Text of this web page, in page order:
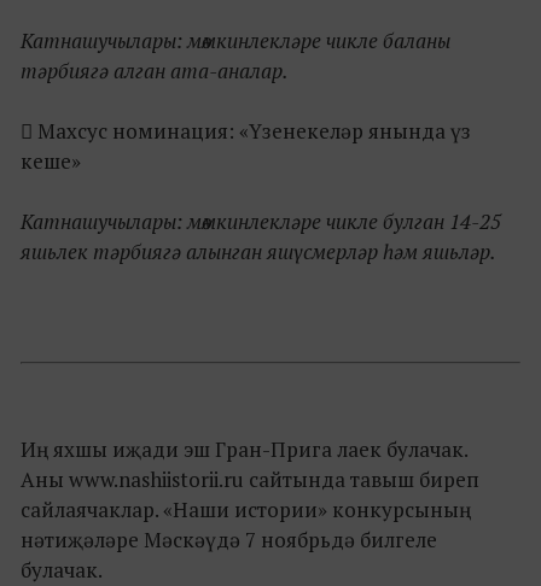
Катнашучылары: мөмкинлекләре чикле баланы
тәрбиягә алган ата-аналар.
​ Махсус номинация: «Үзенекеләр янында үз
кеше»
Катнашучылары: мөмкинлекләре чикле булган 14-25
яшьлек тәрбиягә алынган яшүсмерләр һәм яшьләр.
Иң яхшы иҗади эш Гран-Прига лаек булачак.
Аны www.nashiistorii.ru сайтында тавыш биреп
сайлаячаклар. «Наши истории» конкурсының
нәтиҗәләре Мәскәүдә 7 ноябрьдә билгеле
булачак.